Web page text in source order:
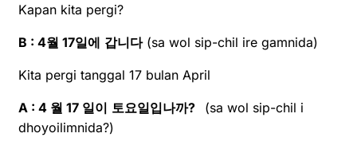
Kapan kita pergi?
B : 4월 17일에 갑니다(sa wol sip-chil ire gamnida)
Kita pergi tanggal 17 bulan April
A : 4 월 17 일이 토요일입나까? (sa wol sip-chil i
dhoyoilimnida?)